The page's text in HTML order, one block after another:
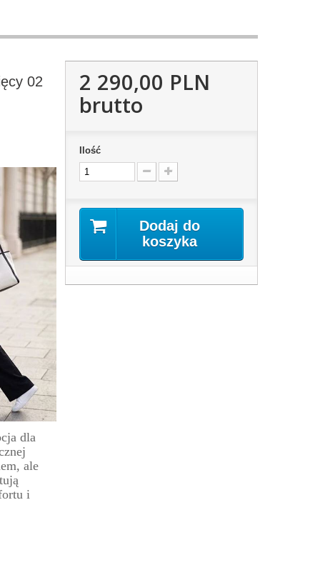
02
dla
ale
i
2 290,00 PLN
brutto
Ilość
Dodaj do
koszyka